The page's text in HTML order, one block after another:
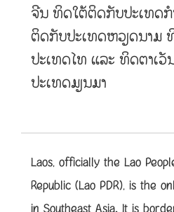
ຈີນ ທິດໃຕ້ຕິດກັບປະເທດກ
ຕິດກັບປະເທດຫວຽດນາມ
ປະເທດໄທ ແລະ ທິດຕາເ
ປະເທດມຽນມາ
Laos, officially the Lao
Republic (Lao PDR), is the
in Southeast Asia. It is